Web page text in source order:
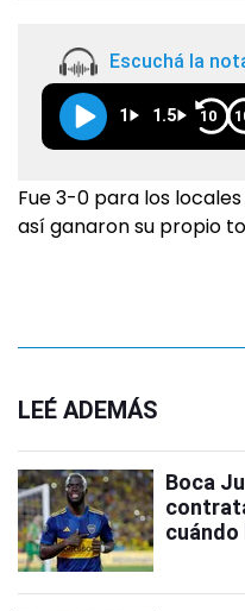
Escuchá la
1 1.5 10
Fue 3-0 para los
así ganaron su propio
LEÉ ADEMÁS
Boca
cuándo